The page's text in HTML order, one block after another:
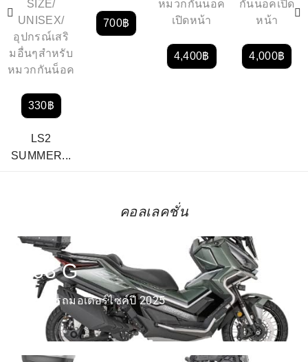
SIZE/
UNISEX/
อุปกรณ์เสริ
มอื่นๆสำหรับ
หมวกกันน็อค
330฿
LS2
SUMMER...
700฿
หมวกกันน็อค
เปิดหน้า
4,400฿
กันน็อคเปิด
หน้า
4,000฿
คอลเลคชั่น
368 G
สำหรับรถมอเตอร์ไซค์ปี 2025